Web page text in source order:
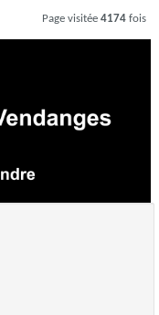
Page visitée 4174 fois